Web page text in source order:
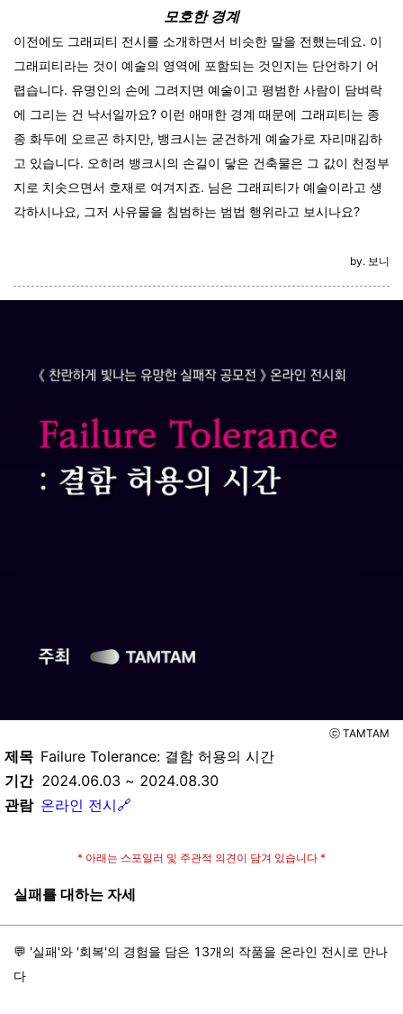
모호한 경계
이전에도 그래피티 전시를 소개하면서 비슷한 말을 전했는데요. 이
그래피티라는 것이 예술의 영역에 포함되는 것인지는 단언하기 어
렵습니다. 유명인의 손에 그려지면 예술이고 평범한 사람이 담벼락
에 그리는 건 낙서일까요? 이런 애매한 경계 때문에 그래피티는 종
종 화두에 오르곤 하지만, 뱅크시는 굳건하게 예술가로 자리매김하
고 있습니다. 오히려 뱅크시의 손길이 닿은 건축물은 그 값이 천정부
지로 치솟으면서 호재로 여겨지죠. 님은 그래피티가 예술이라고 생
각하시나요, 그저 사유물을 침범하는 범법 행위라고 보시나요?
by. 보니
ⓒ TAMTAM
제목 Failure Tolerance: 결함 허용의 시간
기간 2024.06.03 ~ 2024.08.30
관람 온라인 전시🔗
* 아래는 스포일러 및 주관적 의견이 담겨 있습니다 *
실패를 대하는 자세
💬 '실패'와 '회복'의 경험을 담은 13개의 작품을 온라인 전시로 만나
다